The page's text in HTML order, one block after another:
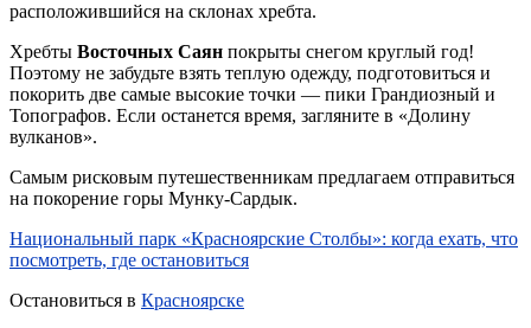
расположившийся на склонах хребта.
Хребты Восточных Саян покрыты снегом круглый год!
Поэтому не забудьте взять теплую одежду, подготовиться и
покорить две самые высокие точки — пики Грандиозный и
Топографов. Если останется время, загляните в «Долину
вулканов».
Самым рисковым путешественникам предлагаем отправиться
на покорение горы Мунку-Сардык.
Национальный парк «Красноярские Столбы»: когда ехать, что
посмотреть, где остановиться
Остановиться в Красноярске